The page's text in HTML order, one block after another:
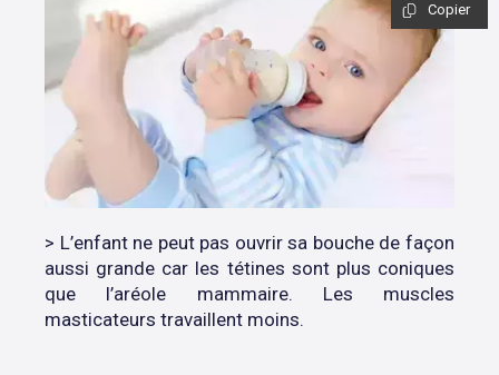
> L’enfant ne peut pas ouvrir sa bouche de façon
aussi grande car les tétines sont plus coniques
que l’aréole mammaire. Les muscles
masticateurs travaillent moins.
Copier